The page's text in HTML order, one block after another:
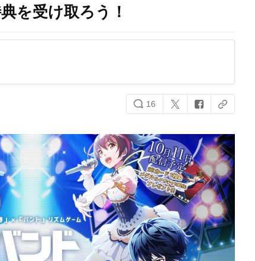
を受け取ろう！
16